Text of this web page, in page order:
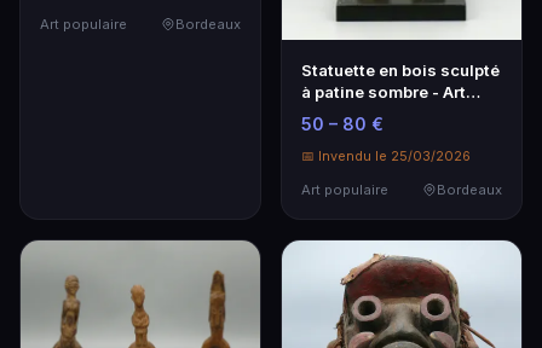
Art populaire
Bordeaux
Statuette en bois sculpté
à patine sombre - Art
populaire
50 – 80 €
📅 Invendu le 25/03/2026
Art populaire
Bordeaux